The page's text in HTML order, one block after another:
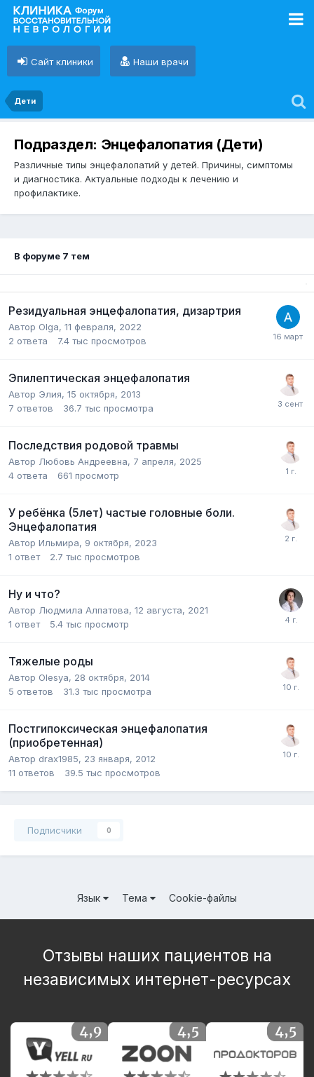
Сайт клиники Наши врачи
Дети
Подраздел: Энцефалопатия (Дети)
Различные типы энцефалопатий у детей. Причины, симптомы
и диагностика. Актуальные подходы к лечению и
профилактике.
В форуме 7 тем
Резидуальная энцефалопатия, дизартрия
Автор Olga, 11 февраля, 2022
2 ответа 7.4 тыс просмотров
Эпилептическая энцефалопатия
Автор Элия, 15 октября, 2013
7 ответов 36.7 тыс просмотра
Последствия родовой травмы
Автор Любовь Андреевна, 7 апреля, 2025
4 ответа 661 просмотр
У ребёнка (5лет) частые головные боли.
Энцефалопатия
Автор Ильмира, 9 октября, 2023
1 ответ 2.7 тыс просмотров
Ну и что?
Автор Людмила Алпатова, 12 августа, 2021
1 ответ 5.4 тыс просмотр
Тяжелые роды
Автор Olesya, 28 октября, 2014
5 ответов 31.3 тыс просмотра
Постгипоксическая энцефалопатия
(приобретенная)
Автор drax1985, 23 января, 2012
11 ответов 39.5 тыс просмотров
Подписчики 0
Язык Тема Cookie-файлы
Отзывы наших пациентов на
независимых интернет-ресурсах